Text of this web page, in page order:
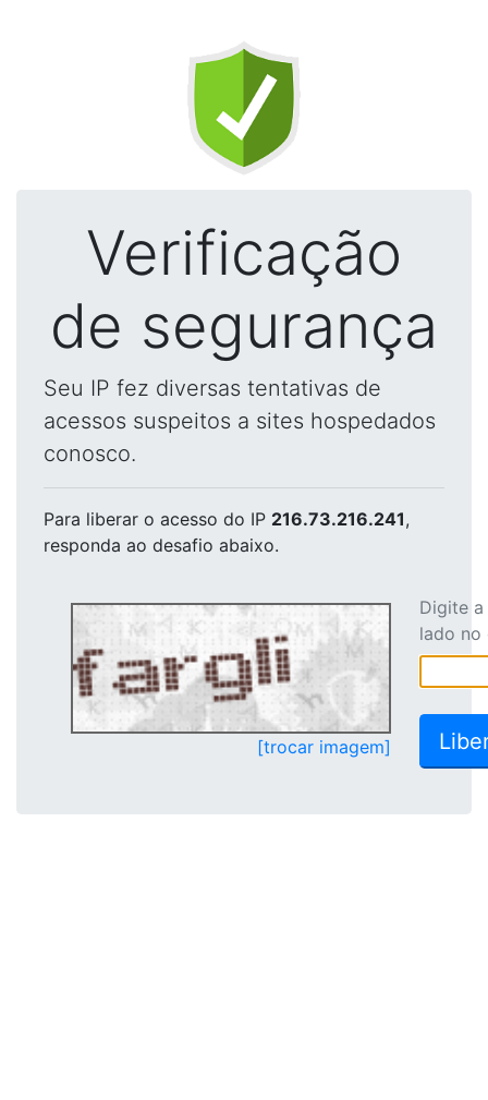
Verificação
de segurança
Seu IP fez diversas tentativas de
acessos suspeitos a sites hospedados
conosco.
Para liberar o acesso do IP 216.73.216.241,
responda ao desafio abaixo.
[trocar imagem]
Digite
lado no